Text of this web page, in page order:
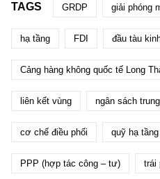
TAGS GRDP giải phóng
hạ tầng FDI đầu tàu
Cảng hàng không quốc tế Long
liên kết vùng ngân sách
cơ chế điều phối quỹ hạ
PPP (hợp tác công – tư) trái